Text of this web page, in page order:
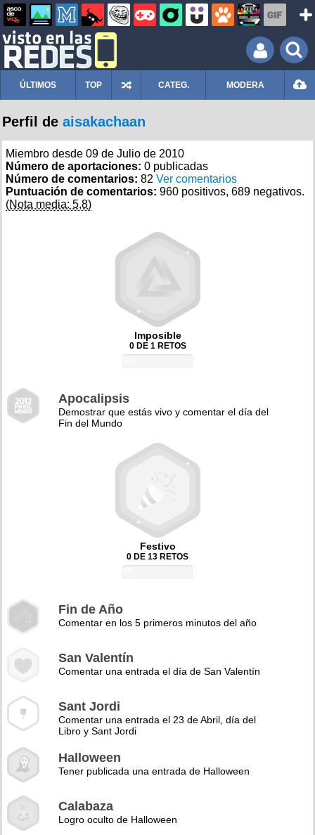
ÚLTIMOS TOP CATEG. MODERA
Perfil de aisakachaan
Miembro desde 09 de Julio de 2010
Número de aportaciones: 0 publicadas
Número de comentarios: 82 Ver comentarios
Puntuación de comentarios: 960 positivos, 689 negativos.
(Nota media: 5,8)
Imposible
0 DE 1 RETOS
Apocalipsis
Demostrar que estás vivo y comentar el día del
Fin del Mundo
Festivo
0 DE 13 RETOS
Fin de Año
Comentar en los 5 primeros minutos del año
San Valentín
Comentar una entrada el día de San Valentín
Sant Jordi
Comentar una entrada el 23 de Abril, día del
Libro y Sant Jordi
Halloween
Tener publicada una entrada de Halloween
Calabaza
Logro oculto de Halloween